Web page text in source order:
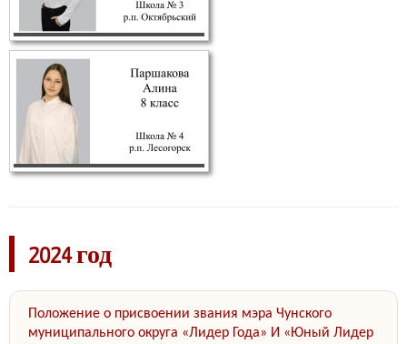
2024 год
Положение о присвоении звания мэра Чунского
муниципального округа «Лидер Года» И «Юный Лидер